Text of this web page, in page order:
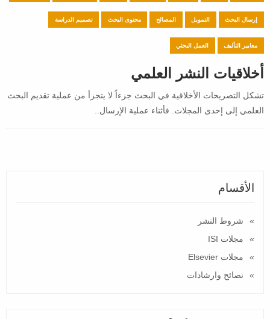
إرسال البحث التمويل المصالح محتوى البحث تصميم الدراسة
معايير التأليف العمل البحثي
أخلاقيات النشر العلمي
تشكل التصريحات الأخلاقية في البحث جزءاً لا يتجزأ من عملية تقديم البحث
العلمي إلى إحدى المجلات. فأثناء عملية الإرسال..
الأقسام
شروط النشر
مجلات ISI
مجلات Elsevier
نصائح وارشادات